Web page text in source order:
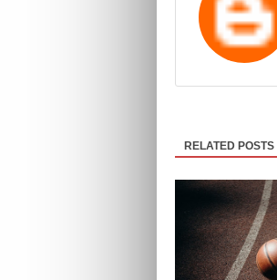
RELATED POSTS